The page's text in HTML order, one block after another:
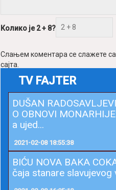
Колико је 2 + 8?
Слањем коментара се слажете са
сајта.
TV FAJTER